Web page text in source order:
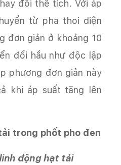
đổi thể tích. Với áp
từ pha thoi diện
đơn giản ở khoảng 10
đổi hầu như độc lập
phương đơn giản này
khi áp suất tăng lên
trong phốt pho đen
động hạt tải